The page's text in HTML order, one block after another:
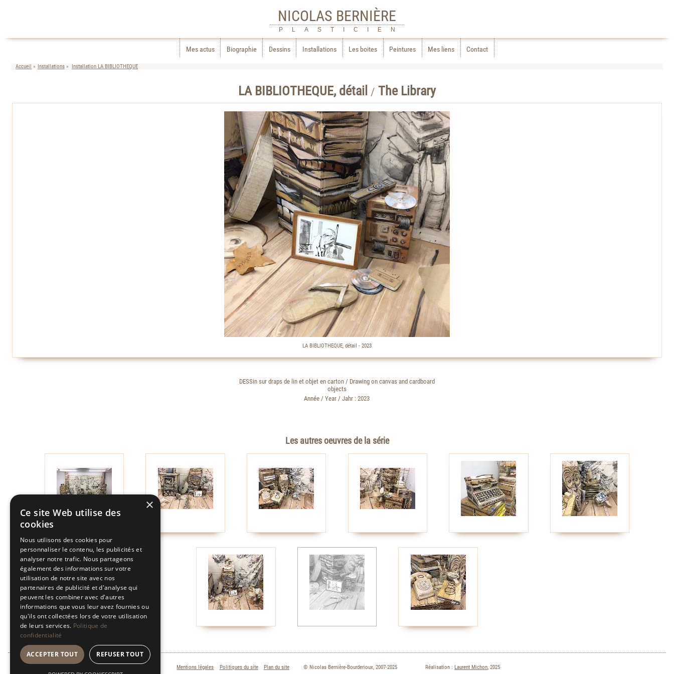
NICOLAS BERNIÈRE
PLASTICIEN
Mes actus Biographie Dessins Installations Les boites Peintures Mes liens Contact
Accueil Installations Installation LA BIBLIOTHEQUE
LA BIBLIOTHEQUE, détail / The Library
LA BIBLIOTHEQUE, détail - 2023
DESSin sur draps de lin et objet en carton / Drawing on canvas and cardboard
objects
Année / Year / Jahr : 2023
Les autres oeuvres de la série
Mentions légales Politiques du site Plan du site © Nicolas Bernière-Bourderioux, 2007-2025 Réalisation : Laurent Michon, 2025
×
Ce site Web utilise des
cookies
Nous utilisons des cookies pour
personnaliser le contenu, les publicités et
analyser notre trafic. Nous partageons
également des informations sur votre
utilisation de notre site avec nos
partenaires de publicité et d'analyse qui
peuvent les combiner avec d'autres
informations que vous leur avez fournies ou
qu'ils ont collectées lors de votre utilisation
de leurs services. Politique de
confidentialité
ACCEPTER TOUT REFUSER TOUT